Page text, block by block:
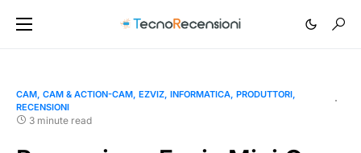
CAM CAM & ACTION-CAM EZVIZ INFORMATICA PRODUTTORI
RECENSIONI
3 minute read